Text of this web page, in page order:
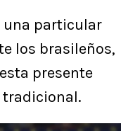
una particular
los brasileños,
presente